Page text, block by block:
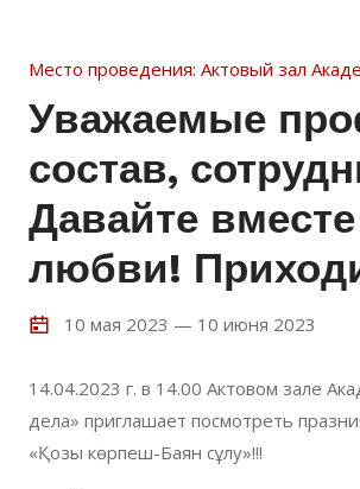
Место проведения: Актовый зал
Уважаемые
состав,
Давайте
любви!
10 мая 2023 — 10 июня 2023
14.04.2023 г. в 14.00 Актовом зале
дела» приглашает посмотреть
«Қозы көрпеш-Баян сұлу»!!!